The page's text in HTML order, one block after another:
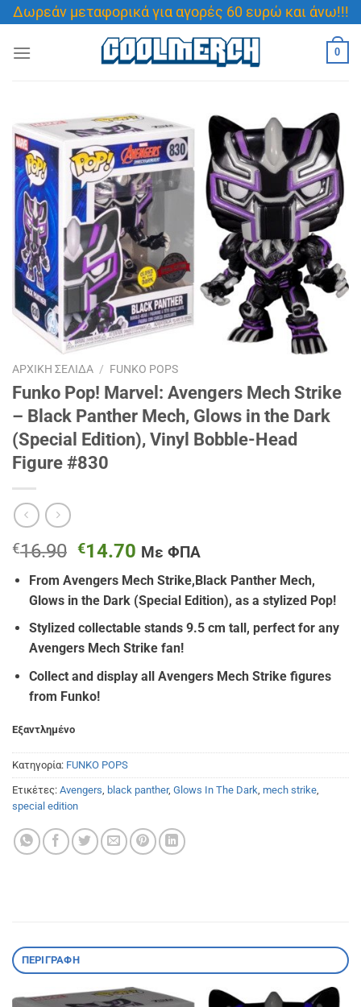
Μετάβαση
στο
περιεχόμενο
Δωρεάν μεταφορικά για αγορές 60 ευρώ και άνω!!!
0
ΑΡΧΙΚΉ ΣΕΛΊΔΑ / FUNKO POPS
Funko Pop! Marvel: Avengers Mech Strike
– Black Panther Mech, Glows in the Dark
(Special Edition), Vinyl Bobble-Head
Figure #830
€16.90 Original
was:
€16.90.
€14.70 Η
τρέχουσα
τιμή
είναι:
€14.70.
Με ΦΠΑ
From Avengers Mech Strike,Black Panther Mech,
Glows in the Dark (Special Edition), as a stylized Pop!
Stylized collectable stands 9.5 cm tall, perfect for any
Avengers Mech Strike fan!
Collect and display all Avengers Mech Strike figures
from Funko!
Εξαντλημένο
Κατηγορία: FUNKO POPS
Ετικέτες: Avengers black panther, Glows In The Dark mech strike
special edition
ΠΕΡΙΓΡΑΦΉ